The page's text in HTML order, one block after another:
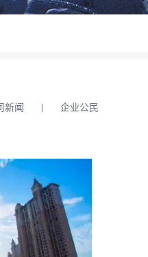
新闻 企业公民